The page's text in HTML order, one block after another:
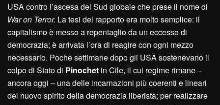
USA contro l’ascesa del Sud globale che prese il nome di
War on Terror. La tesi del rapporto era molto semplice: il
capitalismo è messo a repentaglio da un eccesso di
democrazia; è arrivata l’ora di reagire con ogni mezzo
necessario. Poche settimane dopo gli USA sostenevano il
colpo di Stato di Pinochet in Cile, il cui regime rimane –
ancora oggi – una delle incarnazioni più coerenti e lineari
del nuovo spirito della democrazia liberista; per realizzare